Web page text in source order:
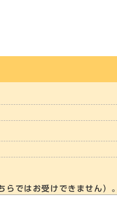
らではお受けできません）。